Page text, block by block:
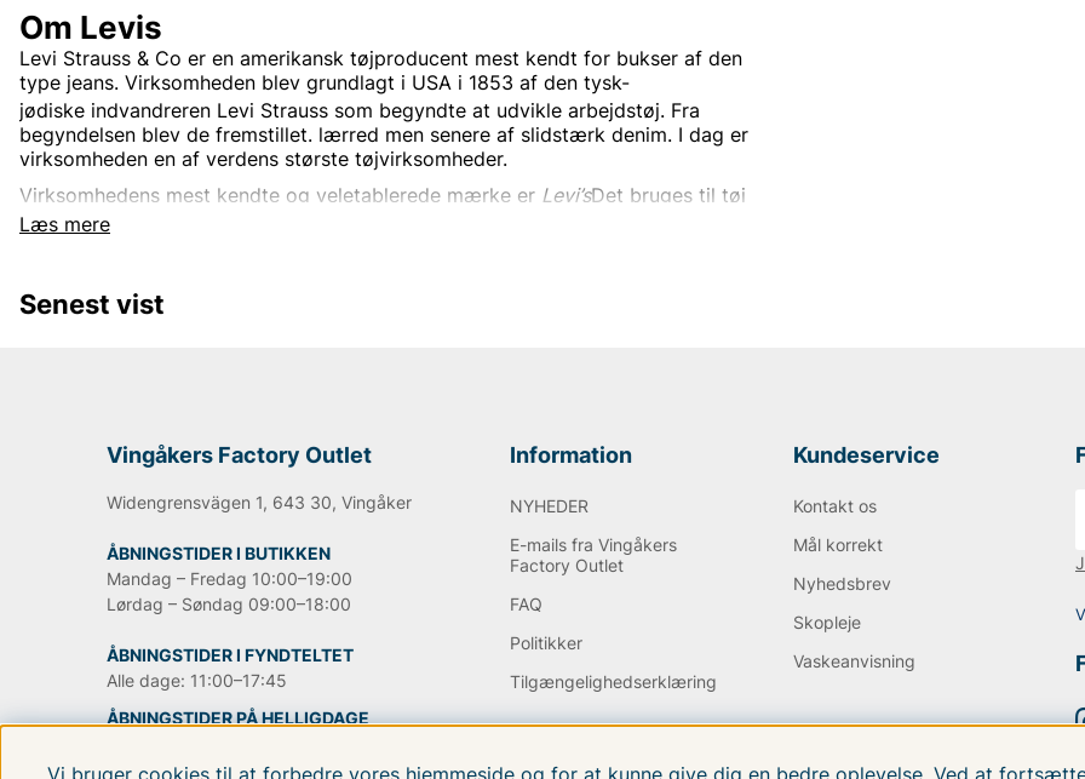
Læs mere
Om Levis
Levi Strauss & Co er en amerikansk tøjproducent mest kendt for bukser af den
type jeans. Virksomheden blev grundlagt i USA i 1853 af den tysk-
jødiske indvandreren Levi Strauss som begyndte at udvikle arbejdstøj. Fra
begyndelsen blev de fremstillet. lærred men senere af slidstærk denim. I dag er
virksomheden en af verdens største tøjvirksomheder.
Virksomhedens mest kendte og veletablerede mærke er Levi’sDet bruges til tøj
verden rundt. Oprindeligt var Levi's kun et produktnavn på de
blevet en stor klassiker verden over.
Oscar Jacobson
Senest vist
Vingåkers Factory Outlet
Widengrensvägen 1, 643 30, Vingåker
ÅBNINGSTIDER I BUTIKKEN
Mandag – Fredag 10:00–19:00
Lørdag – Søndag 09:00–18:00
ÅBNINGSTIDER I FYNDTELTET
Alle dage: 11:00–17:45
ÅBNINGSTIDER PÅ HELLIGDAGE
Information
NYHEDER
E-mails fra Vingåkers
Factory Outlet
FAQ
Politikker
Tilgængelighedserklæring
Kundeservice
Kontakt os
Mål korrekt
Nyhedsbrev
Skopleje
Vaskeanvisning
Vi bruger cookies til at forbedre vores hjemmeside og for at kunne give dig en bedre oplevelse. Ved at